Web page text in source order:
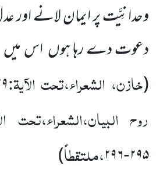
وحدانِیَّت پر ایمان لانے اور
دعوت دے رہا ہوں اس
(خازن، الشعراء،تحت الآیۃ:
روح البیان،الشعراء،تحت
۲۹۵-۲۹۶،ملتقطاً)